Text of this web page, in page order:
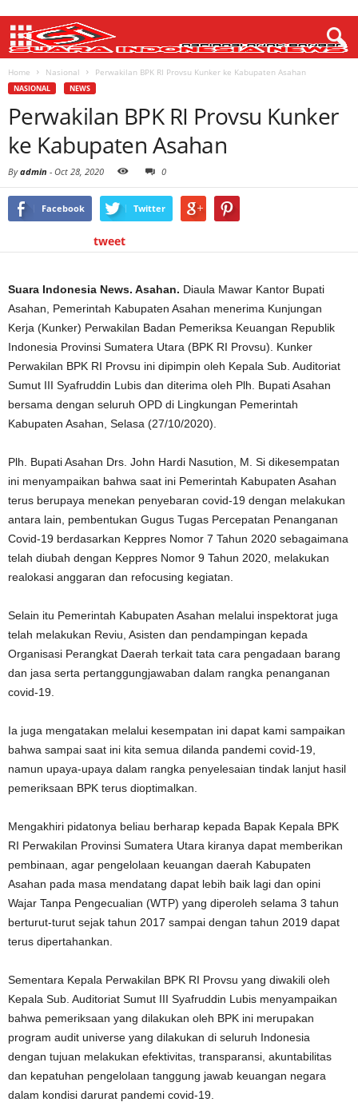
Home Nasional Perwakilan BPK RI Provsu Kunker ke Kabupaten Asahan
NASIONAL NEWS
Perwakilan BPK RI Provsu Kunker
ke Kabupaten Asahan
Byadmin - Oct 28, 2020 0
Facebook Twitter
tweet
Suara Indonesia News. Asahan. Diaula Mawar Kantor Bupati
Asahan, Pemerintah Kabupaten Asahan menerima Kunjungan
Kerja (Kunker) Perwakilan Badan Pemeriksa Keuangan Republik
Indonesia Provinsi Sumatera Utara (BPK RI Provsu). Kunker
Perwakilan BPK RI Provsu ini dipimpin oleh Kepala Sub. Auditoriat
Sumut III Syafruddin Lubis dan diterima oleh Plh. Bupati Asahan
bersama dengan seluruh OPD di Lingkungan Pemerintah
Kabupaten Asahan, Selasa (27/10/2020).
Plh. Bupati Asahan Drs. John Hardi Nasution, M. Si dikesempatan
ini menyampaikan bahwa saat ini Pemerintah Kabupaten Asahan
terus berupaya menekan penyebaran covid-19 dengan melakukan
antara lain, pembentukan Gugus Tugas Percepatan Penanganan
Covid-19 berdasarkan Keppres Nomor 7 Tahun 2020 sebagaimana
telah diubah dengan Keppres Nomor 9 Tahun 2020, melakukan
realokasi anggaran dan refocusing kegiatan.
Selain itu Pemerintah Kabupaten Asahan melalui inspektorat juga
telah melakukan Reviu, Asisten dan pendampingan kepada
Organisasi Perangkat Daerah terkait tata cara pengadaan barang
dan jasa serta pertanggungjawaban dalam rangka penanganan
covid-19.
Ia juga mengatakan melalui kesempatan ini dapat kami sampaikan
bahwa sampai saat ini kita semua dilanda pandemi covid-19,
namun upaya-upaya dalam rangka penyelesaian tindak lanjut hasil
pemeriksaan BPK terus dioptimalkan.
Mengakhiri pidatonya beliau berharap kepada Bapak Kepala BPK
RI Perwakilan Provinsi Sumatera Utara kiranya dapat memberikan
pembinaan, agar pengelolaan keuangan daerah Kabupaten
Asahan pada masa mendatang dapat lebih baik lagi dan opini
Wajar Tanpa Pengecualian (WTP) yang diperoleh selama 3 tahun
berturut-turut sejak tahun 2017 sampai dengan tahun 2019 dapat
terus dipertahankan.
Sementara Kepala Perwakilan BPK RI Provsu yang diwakili oleh
Kepala Sub. Auditoriat Sumut III Syafruddin Lubis menyampaikan
bahwa pemeriksaan yang dilakukan oleh BPK ini merupakan
program audit universe yang dilakukan di seluruh Indonesia
dengan tujuan melakukan efektivitas, transparansi, akuntabilitas
dan kepatuhan pengelolaan tanggung jawab keuangan negara
dalam kondisi darurat pandemi covid-19.